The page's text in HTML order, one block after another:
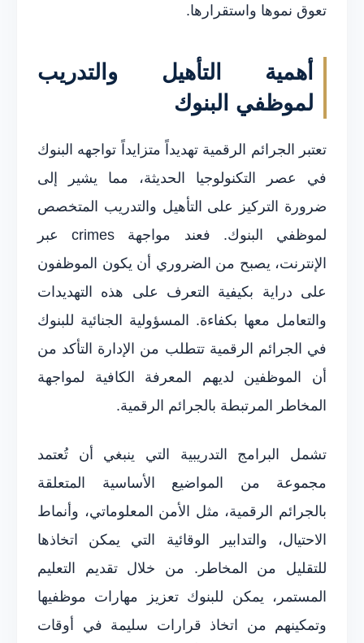
تعوق نموها واستقرارها.
أهمية التأهيل والتدريب
لموظفي البنوك
تعتبر الجرائم الرقمية تهديداً متزايداً تواجهه البنوك
في عصر التكنولوجيا الحديثة، مما يشير إلى
ضرورة التركيز على التأهيل والتدريب المتخصص
لموظفي البنوك. فعند مواجهة crimes عبر
الإنترنت، يصبح من الضروري أن يكون الموظفون
على دراية بكيفية التعرف على هذه التهديدات
والتعامل معها بكفاءة. المسؤولية الجنائية للبنوك
في الجرائم الرقمية تتطلب من الإدارة التأكد من
أن الموظفين لديهم المعرفة الكافية لمواجهة
المخاطر المرتبطة بالجرائم الرقمية.
تشمل البرامج التدريبية التي ينبغي أن تُعتمد
مجموعة من المواضيع الأساسية المتعلقة
بالجرائم الرقمية، مثل الأمن المعلوماتي، وأنماط
الاحتيال، والتدابير الوقائية التي يمكن اتخاذها
للتقليل من المخاطر. من خلال تقديم التعليم
المستمر، يمكن للبنوك تعزيز مهارات موظفيها
وتمكينهم من اتخاذ قرارات سليمة في أوقات